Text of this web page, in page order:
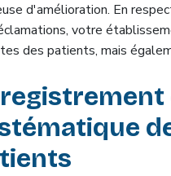
d'amélioration. En
votre
des patients, mais